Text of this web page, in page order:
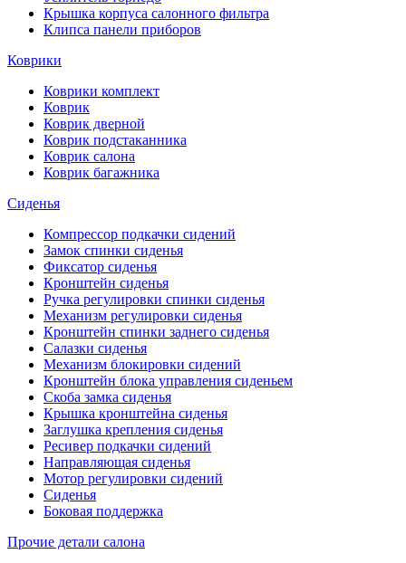
Крышка корпуса салонного фильтра
Клипса панели приборов
Коврики
Коврики комплект
Коврик
Коврик дверной
Коврик подстаканника
Коврик салона
Коврик багажника
Сиденья
Компрессор подкачки сидений
Замок спинки сиденья
Фиксатор сиденья
Кронштейн сиденья
Ручка регулировки спинки сиденья
Механизм регулировки сиденья
Кронштейн спинки заднего сиденья
Салазки сиденья
Механизм блокировки сидений
Кронштейн блока управления сиденьем
Скоба замка сиденья
Крышка кронштейна сиденья
Заглушка крепления сиденья
Ресивер подкачки сидений
Направляющая сиденья
Мотор регулировки сидений
Сиденья
Боковая поддержка
Прочие детали салона